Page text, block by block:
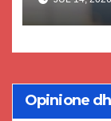
Opinione